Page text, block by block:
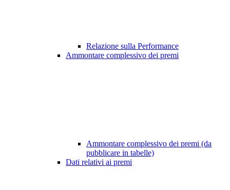
Relazione sulla Performance
Ammontare complessivo dei premi
Ammontare complessivo dei premi (da
pubblicare in tabelle)
Dati relativi ai premi